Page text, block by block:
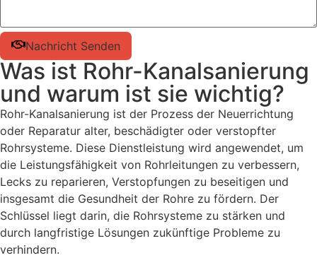
Nachricht Senden
Was ist Rohr-Kanalsanierung
und warum ist sie wichtig?
Rohr-Kanalsanierung ist der Prozess der Neuerrichtung
oder Reparatur alter, beschädigter oder verstopfter
Rohrsysteme. Diese Dienstleistung wird angewendet, um
die Leistungsfähigkeit von Rohrleitungen zu verbessern,
Lecks zu reparieren, Verstopfungen zu beseitigen und
insgesamt die Gesundheit der Rohre zu fördern. Der
Schlüssel liegt darin, die Rohrsysteme zu stärken und
durch langfristige Lösungen zukünftige Probleme zu
verhindern.